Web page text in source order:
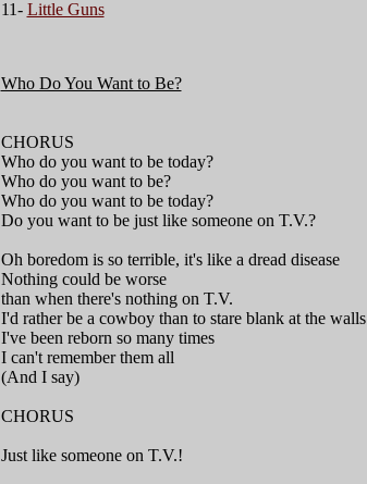
11- Little Guns
Who Do You Want to Be?
CHORUS
Who do you want to be today?
Who do you want to be?
Who do you want to be today?
Do you want to be just like someone on T.V.?
Oh boredom is so terrible, it's like a dread disease
Nothing could be worse
than when there's nothing on T.V.
I'd rather be a cowboy than to stare blank at the walls
I've been reborn so many times
I can't remember them all
(And I say)
CHORUS
Just like someone on T.V.!